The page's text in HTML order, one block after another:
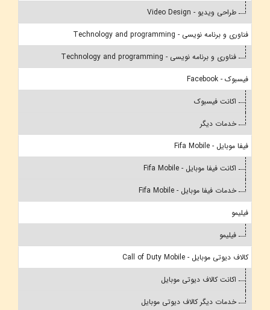
طراحی ویدیو - Video Design
فناوری و برنامه نویسی - Technology and programming
فناوری و برنامه نویسی - Technology and programming
فیسبوک - Facebook
اکانت فیسبوک
خدمات دیگر
فیفا موبایل - Fifa Mobile
اکانت فیفا موبایل - Fifa Mobile
خدمات فیفا موبایل - Fifa Mobile
فیلیمو
فیلیمو
کالاف دیوتی موبایل - Call of Duty Mobile
اکانت کالاف دیوتی موبایل
خدمات دیگر کالاف دیوتی موبایل